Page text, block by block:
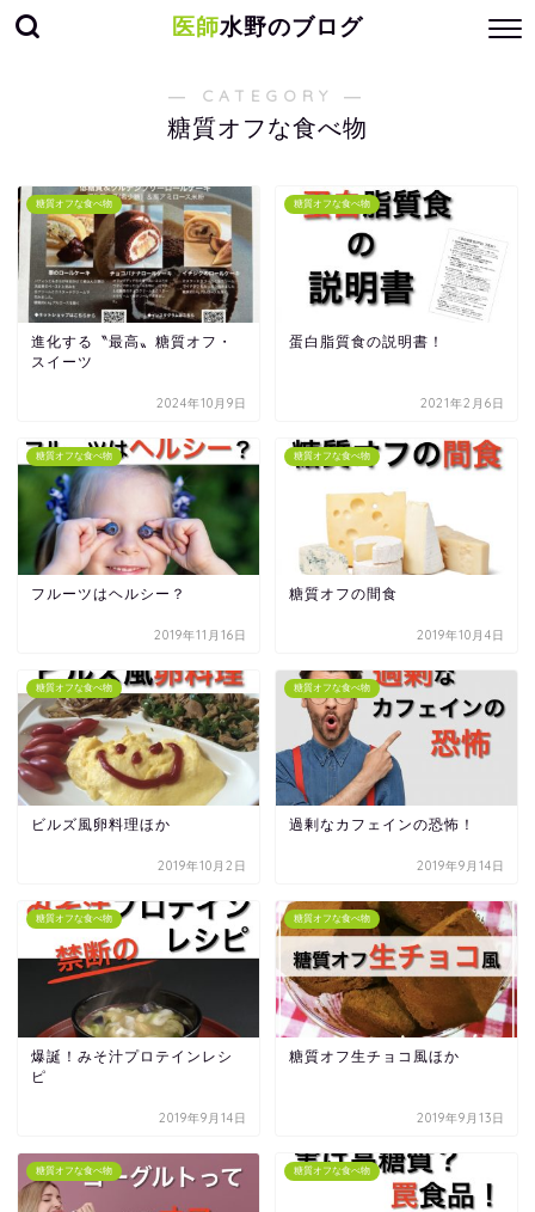
医師水野のブログ
― CATEGORY ―
糖質オフな食べ物
糖質オフな食べ物
進化する〝最高〟糖質オフ・
スイーツ
2024年10月9日
糖質オフな食べ物
蛋白脂質食の説明書！
2021年2月6日
糖質オフな食べ物
フルーツはヘルシー？
2019年11月16日
糖質オフな食べ物
糖質オフの間食
2019年10月4日
糖質オフな食べ物
ビルズ風卵料理ほか
2019年10月2日
糖質オフな食べ物
過剰なカフェインの恐怖！
2019年9月14日
糖質オフな食べ物
爆誕！みそ汁プロテインレシ
ピ
2019年9月14日
糖質オフな食べ物
糖質オフ生チョコ風ほか
2019年9月13日
糖質オフな食べ物 糖質オフな食べ物